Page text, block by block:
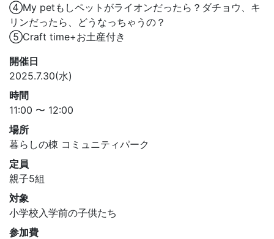
④My petもしペットがライオンだったら？ダチョウ、キ
リンだったら、どうなっちゃうの？
⑤Craft time+お土産付き
開催日
2025.7.30(水)
時間
11:00 〜 12:00
場所
暮らしの棟 コミュニティパーク
定員
親子5組
対象
小学校入学前の子供たち
参加費